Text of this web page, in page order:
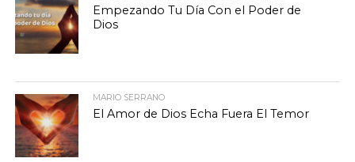
Empezando Tu Día Con el Poder de
Dios
MARIO SERRANO
El Amor de Dios Echa Fuera El Temor